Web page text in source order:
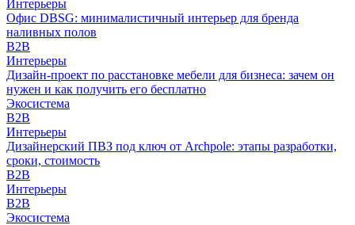
Интерьеры
Офис DBSG: минималистичный интерьер для бренда
наливных полов
B2B
Интерьеры
Дизайн-проект по расстановке мебели для бизнеса: зачем он
нужен и как получить его бесплатно
Экосистема
B2B
Интерьеры
Дизайнерский ПВЗ под ключ от Archpole: этапы разработки,
сроки, стоимость
B2B
Интерьеры
B2B
Экосистема